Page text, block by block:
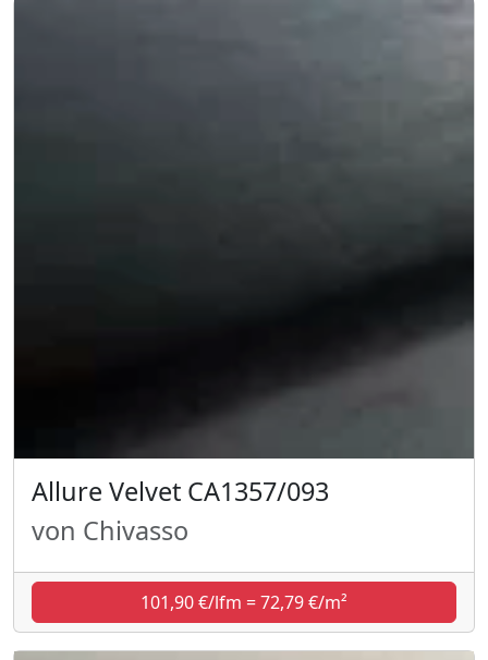
Allure Velvet CA1357/093
von Chivasso
101,90 €/lfm = 72,79 €/m²